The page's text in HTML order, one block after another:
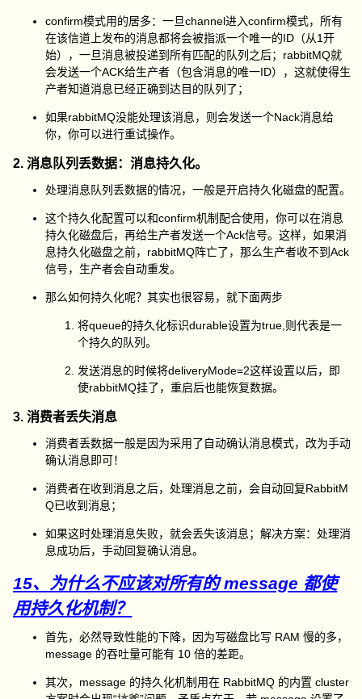
confirm模式用的居多：一旦channel进入confirm模式，所有
在该信道上发布的消息都将会被指派一个唯一的ID（从1开
始），一旦消息被投递到所有匹配的队列之后；rabbitMQ就
会发送一个ACK给生产者（包含消息的唯一ID），这就使得生
产者知道消息已经正确到达目的队列了；
如果rabbitMQ没能处理该消息，则会发送一个Nack消息给
你，你可以进行重试操作。
2. 消息队列丢数据：消息持久化。
处理消息队列丢数据的情况，一般是开启持久化磁盘的配置。
这个持久化配置可以和confirm机制配合使用，你可以在消息
持久化磁盘后，再给生产者发送一个Ack信号。这样，如果消
息持久化磁盘之前，rabbitMQ阵亡了，那么生产者收不到Ack
信号，生产者会自动重发。
那么如何持久化呢？其实也很容易，就下面两步
将queue的持久化标识durable设置为true,则代表是一
个持久的队列。
发送消息的时候将deliveryMode=2这样设置以后，即
使rabbitMQ挂了，重启后也能恢复数据。
3. 消费者丢失消息
消费者丢数据一般是因为采用了自动确认消息模式，改为手动
确认消息即可！
消费者在收到消息之后，处理消息之前，会自动回复RabbitM
Q已收到消息；
如果这时处理消息失败，就会丢失该消息；解决方案：处理消
息成功后，手动回复确认消息。
15、为什么不应该对所有的 message 都使
用持久化机制？
首先，必然导致性能的下降，因为写磁盘比写 RAM 慢的多，
message 的吞吐量可能有 10 倍的差距。
其次，message 的持久化机制用在 RabbitMQ 的内置 cluster